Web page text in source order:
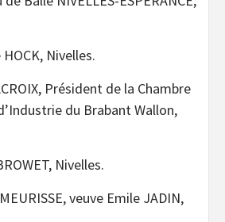
Nivelles.
Président de la Chambre
du Brabant Wallon,
Nivelles.
veuve Emile JADIN,